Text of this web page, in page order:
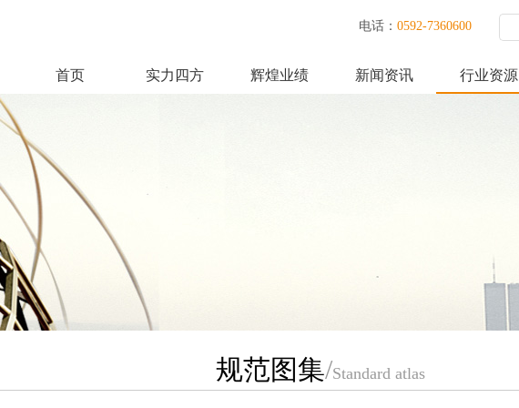
电话： 0592-7360600
首页 实力四方 辉煌业绩 新闻资讯 行业资源
规范图集/Standard atlas